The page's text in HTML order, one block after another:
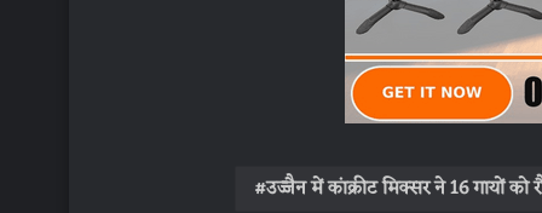
उज्जैन में कांक्रीट मिक्सर ने 16 गायों को